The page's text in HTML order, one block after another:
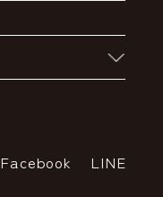
Facebook LINE